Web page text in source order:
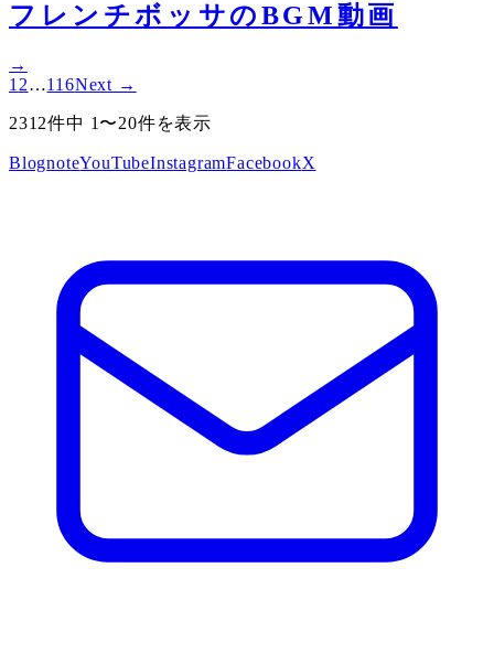
フレンチボッサのBGM動画
→
1 2…116Next →
2312件中 1〜20件を表示
BlognoteYouTubeInstagramFacebookX